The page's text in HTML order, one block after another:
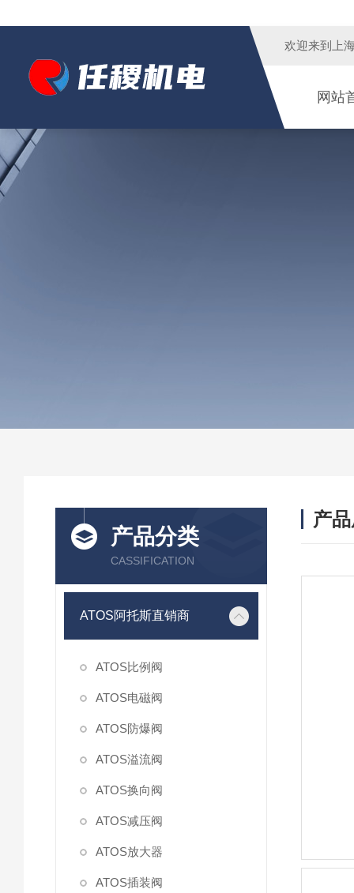
欢迎来到 上
网站
产品分类
CASSIFICATION
ATOS阿托斯直销商
ATOS比例阀
ATOS电磁阀
ATOS防爆阀
ATOS溢流阀
ATOS换向阀
ATOS减压阀
ATOS放大器
ATOS插装阀
产